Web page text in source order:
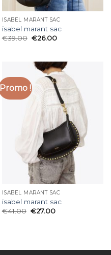
ISABEL MARANT SAC
isabel marant sac
€39.00 €26.00
Promo !
ISABEL MARANT SAC
isabel marant sac
€41.00 €27.00